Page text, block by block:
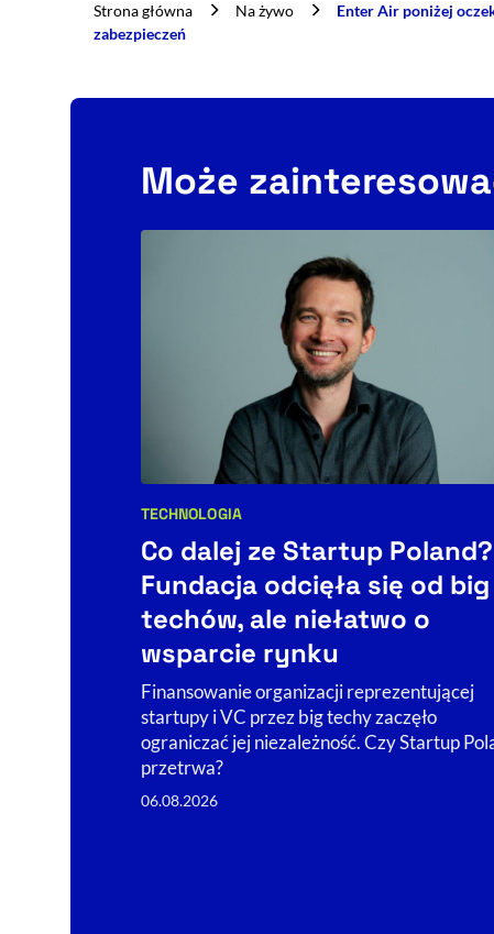
Strona główna Na żywo
Enter Air poniżej
zabezpieczeń
Może
Kategorie artykułu:
TECHNOLOGIA
Co dalej ze Startup Poland?
Fundacja odcięła się od big
techów, ale niełatwo o
wsparcie rynku
Finansowanie organizacji reprezentującej
startupy i VC przez big techy zaczęło
ograniczać jej niezależność. Czy Startup
przetrwa?
06.08.2026